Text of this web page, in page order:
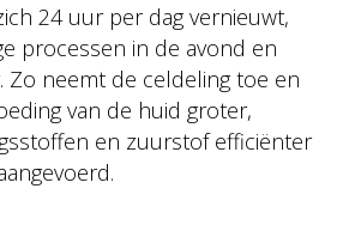
24 uur per dag vernieuwt,
processen in de avond en
Zo neemt de celdeling toe en
van de huid groter,
en zuurstof efficiënter